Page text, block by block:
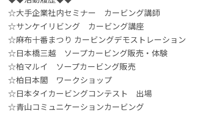
☆大手企業社内セミナー カービング講師
☆サンケイリビング カービング講座
☆麻布十番まつり カービングデモストレーション
☆日本橋三越 ソープカービング販売・体験
☆柏マルイ ソープカービング販売
☆柏日本閣 ワークショップ
☆日本タイカービングコンテスト 出場
☆青山コミュニケーションカービング